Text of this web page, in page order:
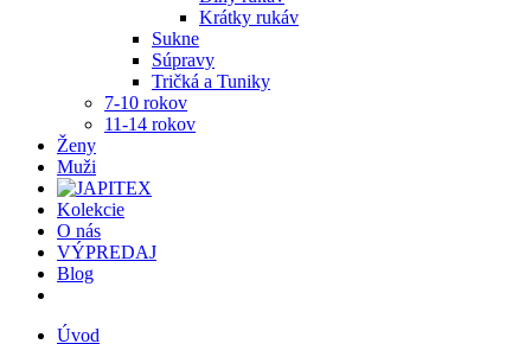
Krátky rukáv
Sukne
Súpravy
Tričká a Tuniky
7-10 rokov
11-14 rokov
Ženy
Muži
Kolekcie
O nás
VÝPREDAJ
Blog
Úvod